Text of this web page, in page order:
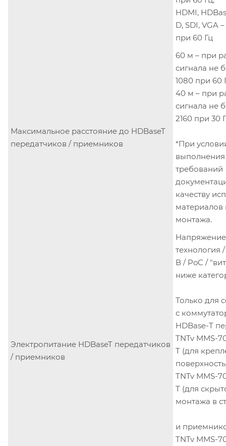
HDMI,
D, SDI, VGA
при 60 Гц
Максимальное расстояние до HDBaseT
передатчиков / приемников
60 м – при
сигнала не
1080 при 60
40 м – при
сигнала не
2160 при 30
*При
выполнения
требований
качеству
материалов
монтажа.
Электропитание HDBaseT передатчиков
/ приемников
технология
В / PoC /
ниже
Только для
с
HDBase-T
TNTv MMS-
T (для
TNTv MMS-
T (для
монтажа в
и
TNTv MMS-